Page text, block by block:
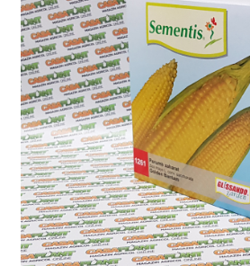
Casa și grădina
Sere și solarii